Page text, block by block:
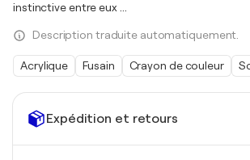
Expédition et retours
instinctive entre eux ...
Description traduite automatiquement.
Acrylique Fusain Crayon de couleur